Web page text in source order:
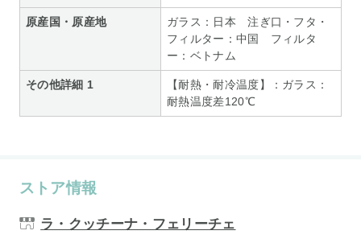
原産国・原産地
ガラス：日本 注ぎ口・フタ・
フィルター：中国 フィルタ
ー：ベトナム
その他詳細 1
【耐熱・耐冷温度】：ガラス：
耐熱温度差120℃
ストア情報
ラ・クッチーナ・フェリーチェ